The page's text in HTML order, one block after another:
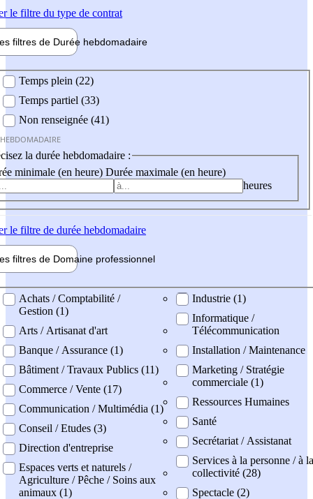
le filtre du type de contrat
filtres de Durée hebdomadaire
Temps plein (22)
Temps partiel (33)
Non renseignée (41)
la durée hebdomadaire :
minimale (en heure) Durée maximale (en heure)
heures
le filtre de durée hebdomadaire
filtres de Domaine professionnel
professionel
Achats / Comptabilité /
Gestion (1)
Arts / Artisanat d'art
Banque / Assurance (1)
Bâtiment / Travaux Publics (11)
Commerce / Vente (17)
Communication / Multimédia (1)
Conseil / Etudes (3)
Direction d'entreprise
Espaces verts et naturels /
Agriculture / Pêche / Soins aux
animaux (1)
Industrie (1)
Informatique /
Télécommunication
Installation / Maintenance
Marketing / Stratégie
commerciale (1)
Ressources Humaines
Santé
Secrétariat / Assistanat
Services à la personne / à la
collectivité (28)
Spectacle (2)